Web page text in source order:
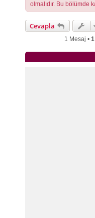
olmalıdır. Bu bölümde
Cevapla
1 Mesaj • 1